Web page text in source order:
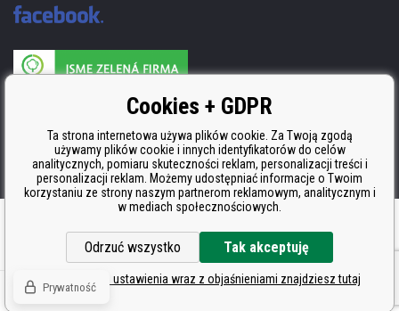
Producent wkładów posiada certyfikat
ISO 9001, ISO 14001 i STMC.
Oprogramowanie e-commerceBINARGON.cz
© Wszelkie prawa zastrzeżone CDRmarket.pl
Cookies + GDPR
Ta strona internetowa używa plików cookie. Za Twoją zgodą
używamy plików cookie i innych identyfikatorów do celów
analitycznych, pomiaru skuteczności reklam, personalizacji treści i
personalizacji reklam. Możemy udostępniać informacje o Twoim
korzystaniu ze strony naszym partnerom reklamowym, analitycznym i
w mediach społecznościowych.
Odrzuć wszystko Tak akceptuję
Szczegółowe ustawienia wraz z objaśnieniami znajdziesz tutaj
Prywatność